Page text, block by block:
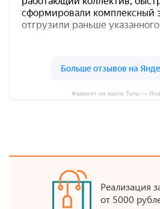
Фаворит на карте Тулы —
Реализация
от 5000